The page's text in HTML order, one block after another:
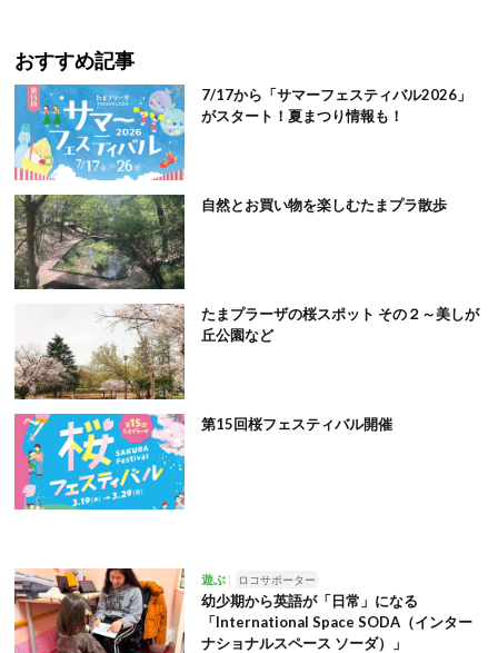
おすすめ記事
7/17から「サマーフェスティバル2026」
がスタート！夏まつり情報も！
自然とお買い物を楽しむたまプラ散歩
たまプラーザの桜スポット その２～美しが
丘公園など
第15回桜フェスティバル開催
遊ぶ ロコサポーター
幼少期から英語が「日常」になる
「International Space SODA（インター
ナショナルスペース ソーダ）」